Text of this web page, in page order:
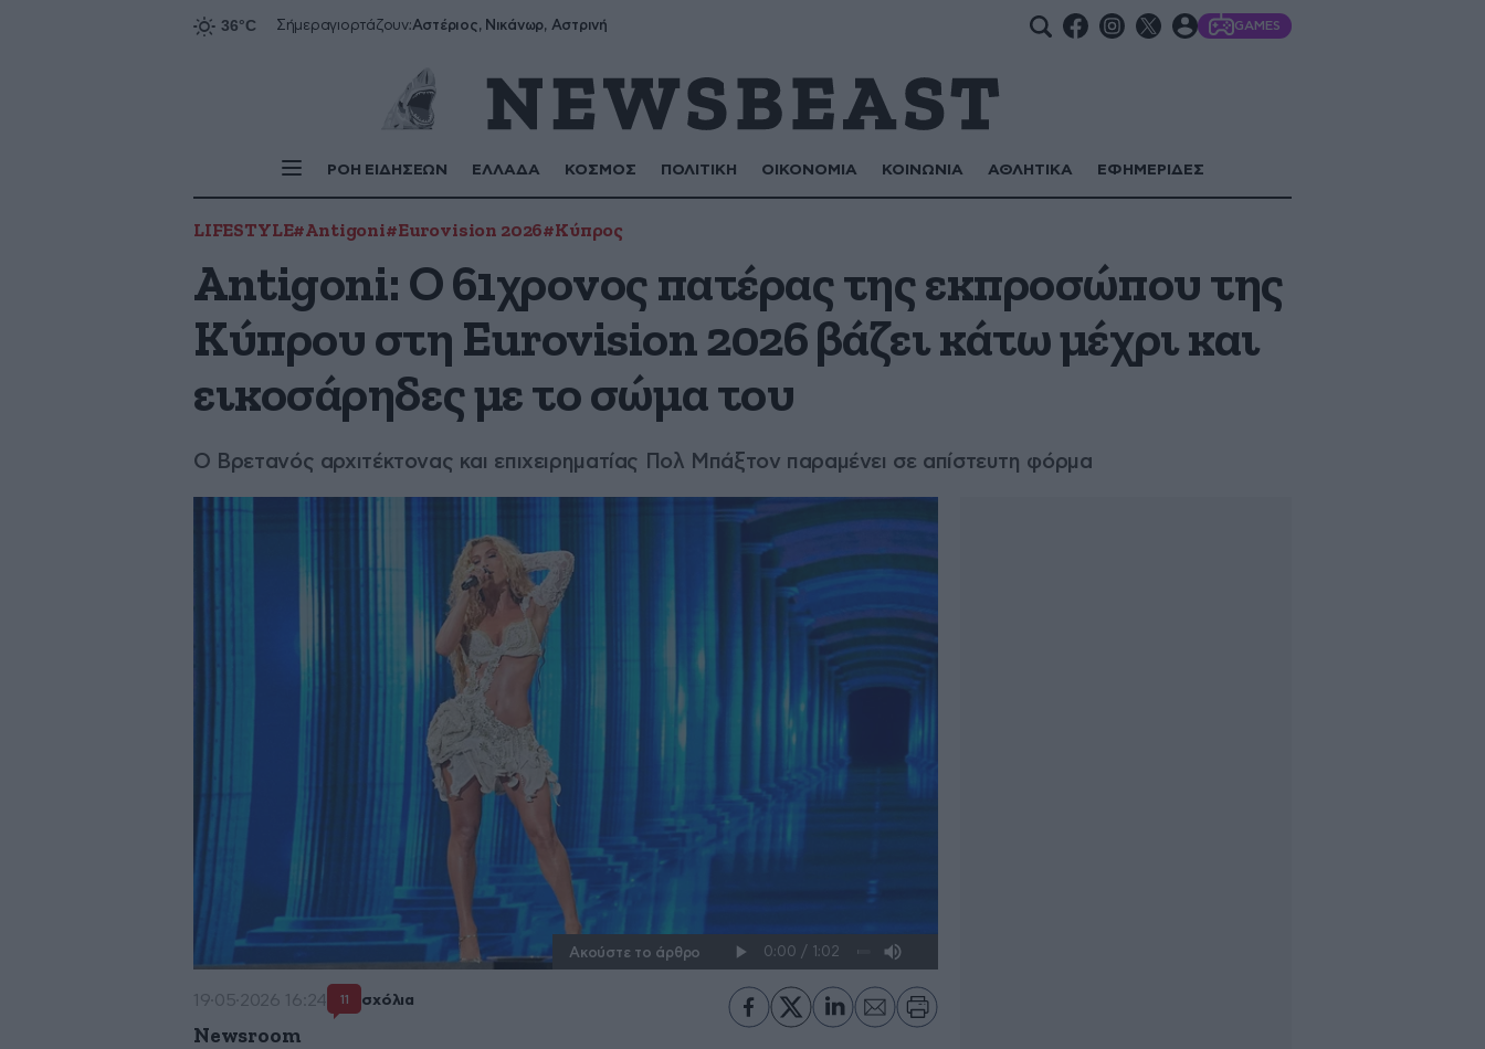
Σήμεραγιορτάζουν:Αστέριος, Νικάνωρ, Αστρινή GAMES
ΡΟΗ ΕΙΔΗΣΕΩΝ ΕΛΛΑΔΑ ΚΟΣΜΟΣ ΠΟΛΙΤΙΚΗ ΟΙΚΟΝΟΜΙΑ ΚΟΙΝΩΝΙΑ ΑΘΛΗΤΙΚΑ ΕΦΗΜΕΡΙΔΕΣ
LIFESTYLE#Antigoni#Eurovision 2026#Κύπρος
Antigoni: Ο 61χρονος πατέρας της εκπροσώπου της
Κύπρου στη Eurovision 2026 βάζει κάτω μέχρι και
εικοσάρηδες με το σώμα του
Ο Βρετανός αρχιτέκτονας και επιχειρηματίας Πολ Μπάξτον παραμένει σε απίστευτη φόρμα
Ακούστε το άρθρο
19·05·2026 16:24 11 σχόλια
Newsroom